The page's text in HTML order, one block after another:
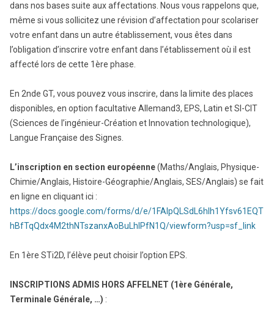
dans nos bases suite aux affectations. Nous vous rappelons que,
même si vous sollicitez une révision d’affectation pour scolariser
votre enfant dans un autre établissement, vous êtes dans
l’obligation d’inscrire votre enfant dans l’établissement où il est
affecté lors de cette 1ère phase.
En 2nde GT, vous pouvez vous inscrire, dans la limite des places
disponibles, en option facultative Allemand3, EPS, Latin et SI-CIT
(Sciences de l’ingénieur-Création et Innovation technologique),
Langue Française des Signes.
L’inscription en section européenne(Maths/Anglais, Physique-
Chimie/Anglais, Histoire-Géographie/Anglais, SES/Anglais) se fait
en ligne en cliquant ici :
https://docs.google.com/forms/d/e/1FAIpQLSdL6hlh1Yfsv61EQT
hBfTqQdx4M2thNTszanxAoBuLhIPfN1Q/viewform?usp=sf_link
En 1ère STi2D, l’élève peut choisir l’option EPS.
INSCRIPTIONS ADMIS HORS AFFELNET (1ère Générale,
Terminale Générale, …) :